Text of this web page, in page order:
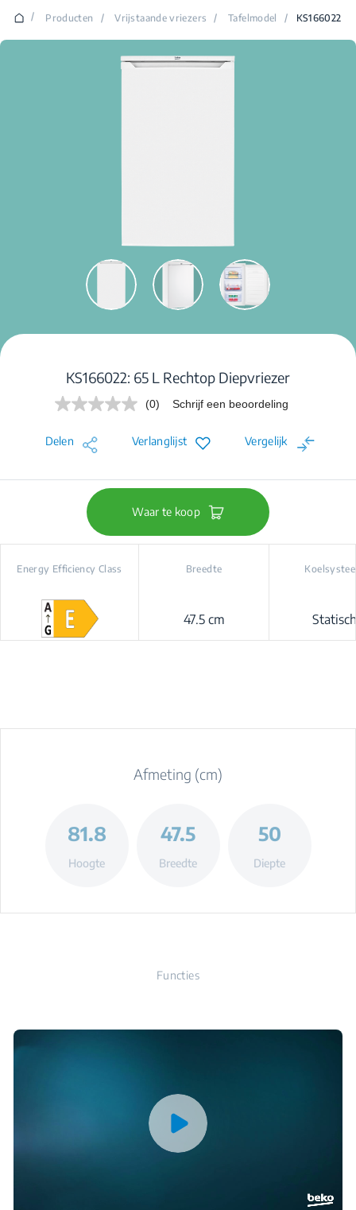
/ Producten / Vrijstaande vriezers / Tafelmodel / KS166022
KS166022: 65 L Rechtop Diepvriezer
Geen
Dezelfde
paginalink.
(0) Schrijf een beoordeling
Delen Verlanglijst Vergelijk
Waar te koop
Energy Efficiency Class Breedte
47.5 cm Statisch
Afmeting (cm)
81.8
Hoogte
47.5
Breedte
50
Diepte
Functies